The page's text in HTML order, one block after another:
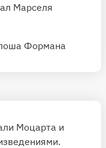
Марселя
Формана
Моцарта и